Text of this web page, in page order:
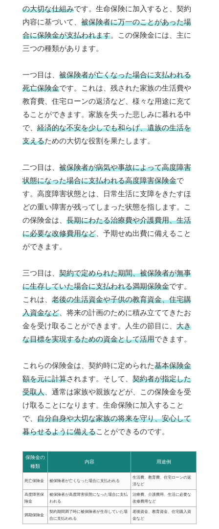
の大切な仕組みです。生命保険に加入すると、契約
内容に基づいて、 被保険者に万一のことがあった場
合に保険金が支払われます。この保険金には、主に
三つの種類があります。
一つ目は、 被保険者が亡くなった場合に支払われる
死亡保険金です。これは、残された家族の生活費や
教育費、住宅ローンの返済など、様々な用途に充て
ることができます。家族を失った悲しみに暮れる中
で、 経済的な不安を少しでも和らげ、遺族の生活を
支えるための大切な役割を果たします。
二つ目は、 被保険者が病気や事故によって高度障害
状態になった場合に支払われる高度障害保険金で
す。高度障害状態とは、日常生活に支障をきたすほ
どの重い障害が残ってしまった状態を指します。こ
の保険金は、 長期にわたる治療費や介護費用、生活
に必要な改修費用など 、予期せぬ出費に備えること
ができます。
三つ目は、 契約で定められた期間、被保険者が無事
に生存していた場合に支払われる満期保険金です。
これは、 老後の生活資金や子供の教育資金、住宅購
入資金など 、将来の計画のために積み立ててきたお
金を受け取ることができます。人生の節目に、 大き
な目標を実現するための資金として活用できます。
これらの保険金は、契約時に定められた基本保険金
額を元に計算されます。そして、 契約者が指定した
受取人 、通常は家族や親族などが、この保険金を受
け取ることになります。生命保険に加入すること
で、 自分自身や大切な家族の将来を守り、安心して
暮らせるように備えることができるのです。
保険金の
種類
内容 用途例
死亡保険金 被保険者が亡くなった場合に支払われる
生活費、教育費、住宅ローンの返
済など
高度障害保
険金
被保険者が高度障害状態になった場合に支払
われる
治療費、介護費用、生活に必要な
改修費用など
満期保険金
契約期間満了時に被保険者が生存していた場
合に支払われる
老後資金、教育資金、住宅購入資
金など